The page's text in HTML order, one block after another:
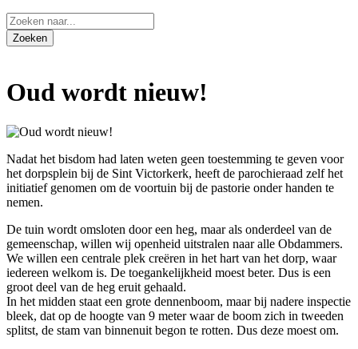
Oud wordt nieuw!
Nadat het bisdom had laten weten geen toestemming te geven voor
het dorpsplein bij de Sint Victorkerk, heeft de parochieraad zelf het
initiatief genomen om de voortuin bij de pastorie onder handen te
nemen.
De tuin wordt omsloten door een heg, maar als onderdeel van de
gemeenschap, willen wij openheid uitstralen naar alle Obdammers.
We willen een centrale plek creëren in het hart van het dorp, waar
iedereen welkom is. De toegankelijkheid moest beter. Dus is een
groot deel van de heg eruit gehaald.
In het midden staat een grote dennenboom, maar bij nadere inspectie
bleek, dat op de hoogte van 9 meter waar de boom zich in tweeden
splitst, de stam van binnenuit begon te rotten. Dus deze moest om.